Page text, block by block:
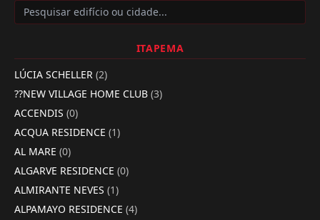
ITAPEMA
LÚCIA SCHELLER (2)
??NEW VILLAGE HOME CLUB (3)
ACCENDIS (0)
ACQUA RESIDENCE (1)
AL MARE (0)
ALGARVE RESIDENCE (0)
ALMIRANTE NEVES (1)
ALPAMAYO RESIDENCE (4)